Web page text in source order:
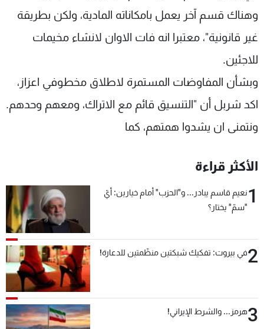
وهناك قسم آخر يعمل بامكاناته المادية، ولكن بطريقة
غير قانونية"، معتبرا انه فات الاوان لانشاء مخيمات
للاجئين.
وبشأن المفاوضات المستمرة لاطلاق مخطوفي اعزاز،
اكد شربل أن "التنسيق قائم مع الاتراك، ومعهم وحدهم.
ونتمنى ان يشدوا همتهم، كما
الأكثر قراءة
1نعيم قاسم يبادر... و"الحزب" أمام خيارين: أيّ
"سمّ" يختار؟
2في بيروت: تفكيك شبكتين منظّمتين للدعارة!
3هرمز... والشرط الإيراني!